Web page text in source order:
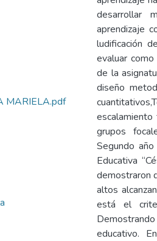
MARIELA.pdf
desarrollar
aprendizaje
ludificación
evaluar
de la
diseño
grupos
Segundo
Educativa
demostraron
altos
está el
educativo.